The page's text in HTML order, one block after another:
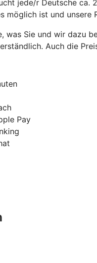
jede/r Deutsche
ist und unsere
was Sie und wir dazu
Auch die
Pay